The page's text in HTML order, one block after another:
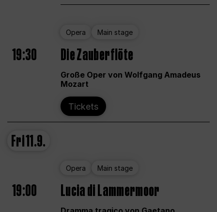
Opera Main stage
19:30 Die Zauberflöte
Große Oper von Wolfgang Amadeus
Mozart
Tickets
Fri11.9.
Opera Main stage
19:00 Lucia di Lammermoor